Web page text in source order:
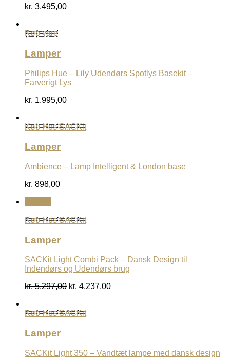
kr. 3.495,00
Køb vare
Lamper
Philips Hue – Lily Udendørs Spotlys Basekit –
Farverigt Lys
kr. 1.995,00
Køb Hos SACKit
Lamper
Ambience – Lamp Intelligent & London base
kr. 898,00
Køb Hos SACKit
Lamper
SACKit Light Combi Pack – Dansk Design til
Indendørs og Udendørs brug
kr.5.297,00 Den
var:
kr. 4.237,00Den
Køb Hos SACKit
Lamper
SACKit Light 350 – Vandtæt lampe med dansk design